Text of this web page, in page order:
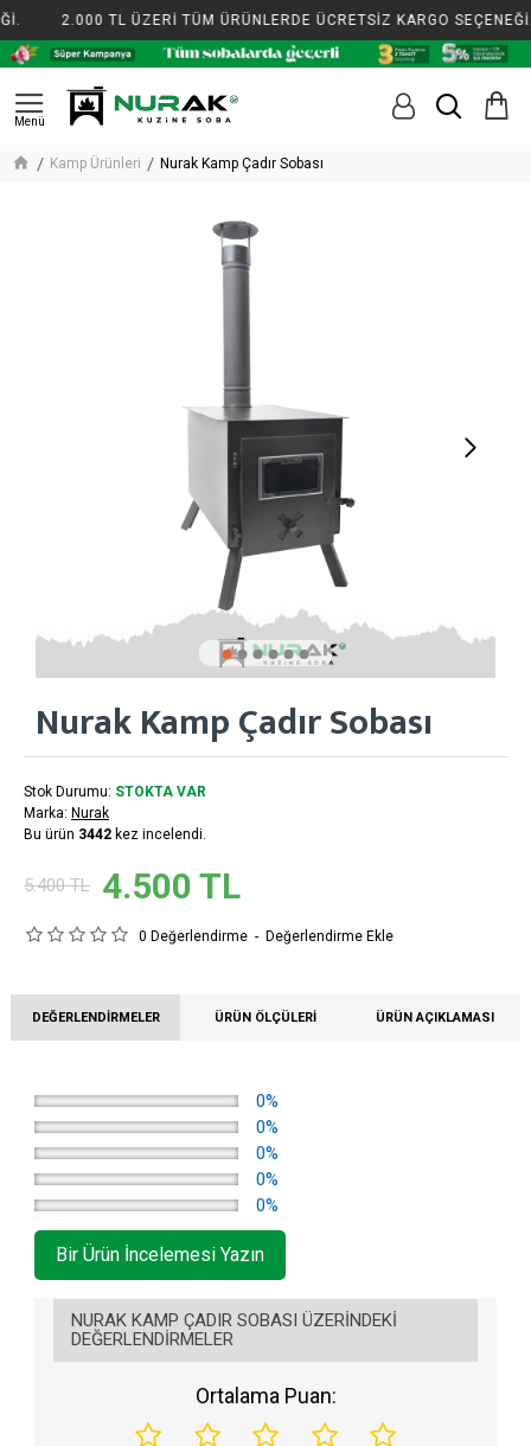
2.000 TL ÜZERİ TÜM ÜRÜNLERDE ÜCRETSİZ KARGO SEÇENEĞİ.
Kamp Ürünleri Nurak Kamp Çadır Sobası
Nurak Kamp Çadır Sobası
Stok Durumu: STOKTA VAR
Marka: Nurak
Bu ürün 3442 kez incelendi.
0 Değerlendirme - Değerlendirme Ekle
4.500 TL
5.400 TL
DEĞERLENDIRMELER ÜRÜN ÖLÇÜLERI ÜRÜN AÇIKLAMASI
0%
0%
0%
0%
0%
Bir Ürün İncelemesi Yazın
NURAK KAMP ÇADIR SOBASI ÜZERINDEKI
DEĞERLENDIRMELER
Ortalama Puan: